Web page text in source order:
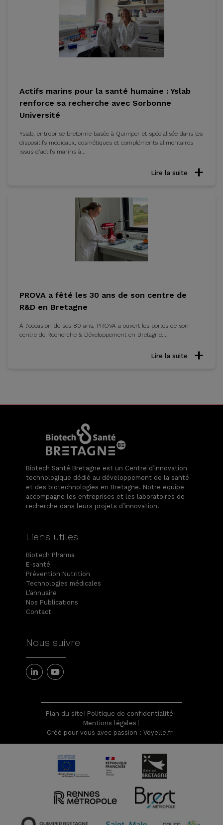
Actifs marins pour la santé humaine : Yslab
renforce sa recherche avec Sorbonne
Université
Yslab, entreprise bretonne basée à Quimper et spécialisée dans les
dispositifs médicaux, cosmétiques et compléments alimentaires
issus d’actifs marins à...
Lire la suite
PROVA a fêté les 30 ans de son centre de
R&D en Bretagne
À l’occasion de ses 80 ans, PROVA a ouvert les portes de son
centre de Recherche & Développement en Bretagne....
Lire la suite
Biotech Santé Bretagne est un Centre d’innovation
technologique dédié au développement de la santé
et des biotechnologies en Bretagne. Notre équipe
accompagne les entreprises et les laboratoires de
recherche dans leurs projets d’innovation.
Liens utiles
Biotech Pharma
E-santé
Prévention Nutrition
Technologies médicales
L’annuaire
Nos Publications
Contact
Nous suivre
Plan du site
Politique de confidentialité
Mentions légales
Créé pour vous avec passion : Voyelle.fr